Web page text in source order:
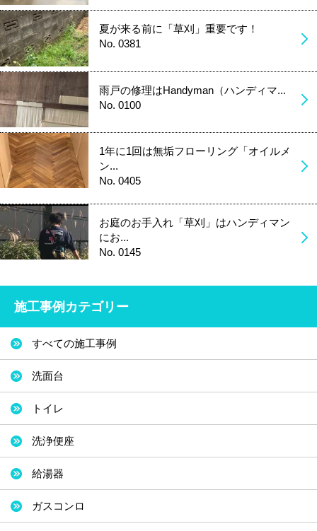
夏が来る前に「草刈」重要です！
No. 0381
雨戸の修理はHandyman（ハンディマ...
No. 0100
1年に1回は無垢フローリング「オイルメ
ン...
No. 0405
お庭のお手入れ「草刈」はハンディマン
にお...
No. 0145
施工事例カテゴリー
すべての施工事例
洗面台
トイレ
洗浄便座
給湯器
ガスコンロ